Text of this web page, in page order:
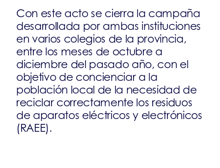
Con este acto se cierra la campaña
desarrollada por ambas instituciones
en varios colegios de la provincia,
entre los meses de octubre a
diciembre del pasado año, con el
objetivo de concienciar a la
población local de la necesidad de
reciclar correctamente los residuos
de aparatos eléctricos y electrónicos
(RAEE).